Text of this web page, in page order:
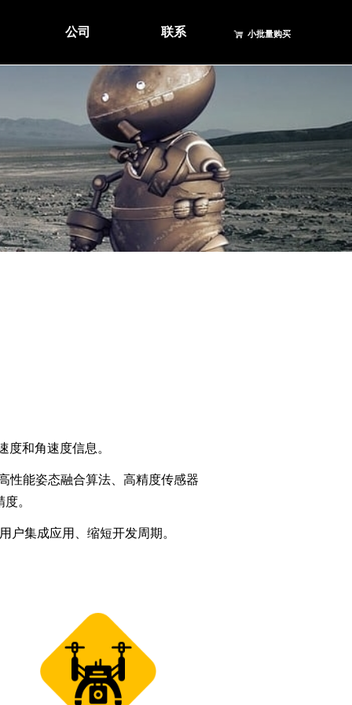
公司 联系 ꁈ 小批量购买
和角速度信息。
能姿态融合算法、高精度传感器
。
集成应用、缩短开发周期。